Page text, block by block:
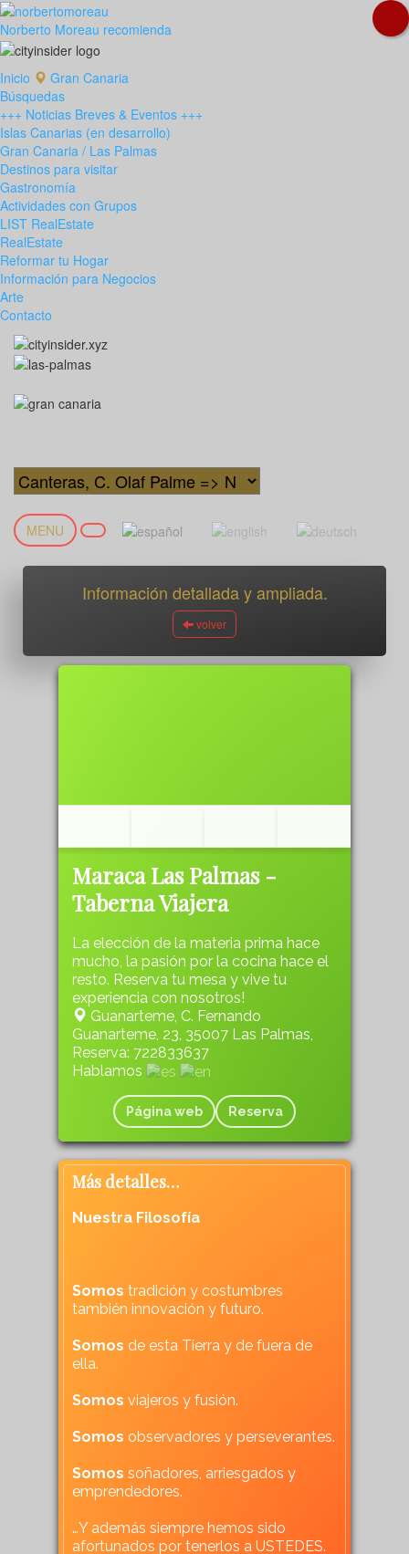
Norberto Moreau recomienda
Inicio
Gran Canaria
Búsquedas
+++ Noticias Breves & Eventos +++
Islas Canarias (en desarrollo)
Gran Canaria / Las Palmas
Destinos para visitar
Gastronomía
Actividades con Grupos
LIST RealEstate
RealEstate
Reformar tu Hogar
Información para Negocios
Arte
Contacto
MENU
Información detallada y ampliada.
volver
Maraca Las Palmas -
Taberna Viajera
La elección de la materia prima hace
mucho, la pasión por la cocina hace el
resto. Reserva tu mesa y vive tu
experiencia con nosotros!
Guanarteme, C. Fernando
Guanarteme, 23, 35007 Las Palmas,
Reserva: 722833637
Hablamos
Página web Reserva
Más detalles…
Nuestra Filosofía
Somos tradición y costumbres
también innovación y futuro.
Somos de esta Tierra y de fuera de
ella.
Somos viajeros y fusión.
Somos observadores y perseverantes.
Somos soñadores, arriesgados y
emprendedores.
…Y además siempre hemos sido
afortunados por tenerlos a USTEDES.